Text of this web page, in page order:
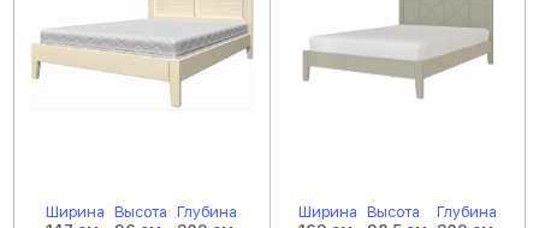
Ширина
Высота
Глубина
Ширина Высота
Глубина